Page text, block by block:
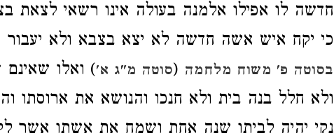
חדשה לו אפילו אלמנה בעולה אינו רשאי לצאת
כי יקח איש אשה חדשה לא יצא בצבא ולא יעבור
בסוטה פ' משוח מלחמה (סוטה מ"ג א') ואלו
ולא חלל בנה בית ולא חנכו והנושא את ארוסתו